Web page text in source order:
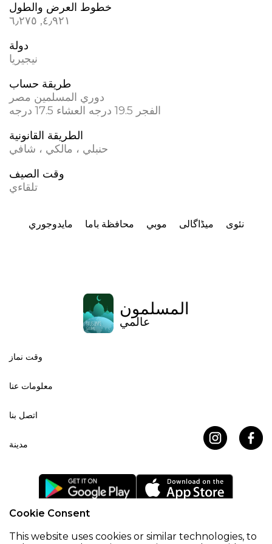
Cookie Consent
This website uses cookies or similar technologies, to
خطوط العرض والطول
٤٫٩٢١, ٦٫٢٧٥
دولة
نيجيريا
طريقة حساب
دوري المسلمين مصر
الفجر 19.5 درجه العشاء 17.5 درجه
الطريقة القانونية
حنبلي ، مالكي ، شافي
وقت الصيف
تلقاءي
مايدوجوري محافظة باما موبي میڈاگالی نئوی
المسلمون
عالمي
وقت نماز
معلومات عنا
اتصل بنا
مدينة
سياسة خاصة اتفاقية ملفات تعريف الارتباط